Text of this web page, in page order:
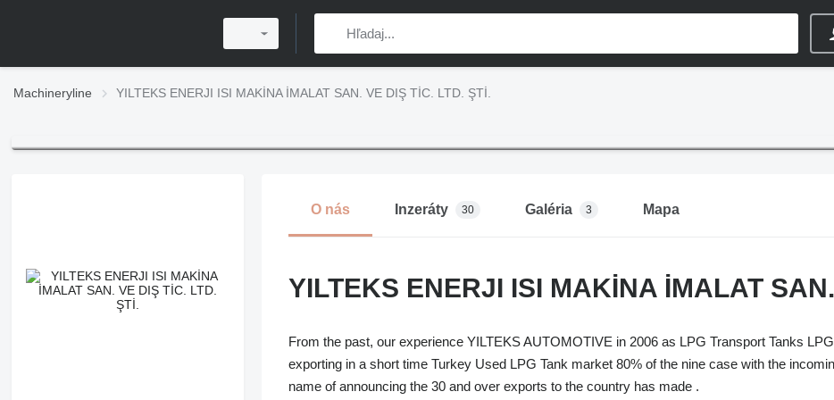
Machineryline YILTEKS ENERJI ISI MAKİNA İMALAT SAN. VE DIŞ TİC. LTD. ŞTİ.
O nás Inzeráty 30 Galéria 3 Mapa
YILTEKS ENERJI ISI MAKİNA İMALAT
From the past, our experience YILTEKS AUTOMOTIVE in 2006 as LPG Transport Tanks
exporting in a short time Turkey Used LPG Tank market 80% of the nine case with the
name of announcing the 30 and over exports to the country has made .